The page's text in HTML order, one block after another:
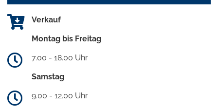
Verkauf
Montag bis Freitag
7.00 - 18.00 Uhr
Samstag
9.00 - 12.00 Uhr